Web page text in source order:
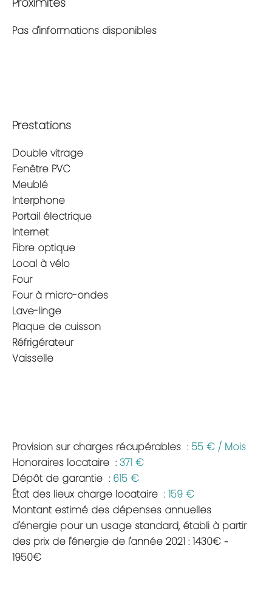
Pas d'informations disponibles
Prestations
Double vitrage
Fenêtre PVC
Meublé
Interphone
Portail électrique
Internet
Fibre optique
Local à vélo
Four
Four à micro-ondes
Lave-linge
Plaque de cuisson
Réfrigérateur
Vaisselle
Provision sur charges récupérables
55 € / Mois
Honoraires locataire
371 €
Dépôt de garantie
615 €
État des lieux charge locataire
159 €
Montant estimé des dépenses annuelles
d'énergie pour un usage standard, établi à partir
des prix de l'énergie de l'année 2021 : 1430€ ~
1950€